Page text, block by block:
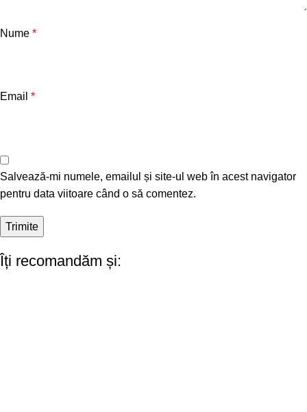
Nume *
Email *
Salvează-mi numele, emailul și site-ul web în acest navigator
pentru data viitoare când o să comentez.
Îți recomandăm și: